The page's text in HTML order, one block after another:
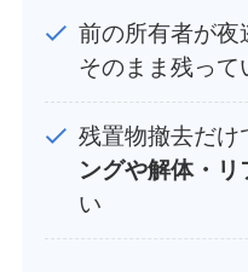
前の所有者が夜
そのまま残って
残置物撤去だけ
ングや解体・リ
い